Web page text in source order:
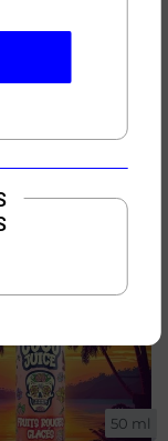
50ml
50 ml